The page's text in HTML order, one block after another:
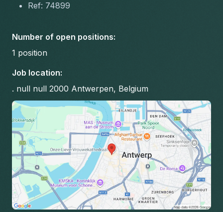
Ref: 74899
Number of open positions:
1 position
Job location:
. null null 2000 Antwerpen, Belgium